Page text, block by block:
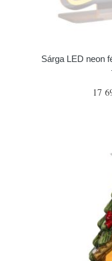
Sárga LED neon
17